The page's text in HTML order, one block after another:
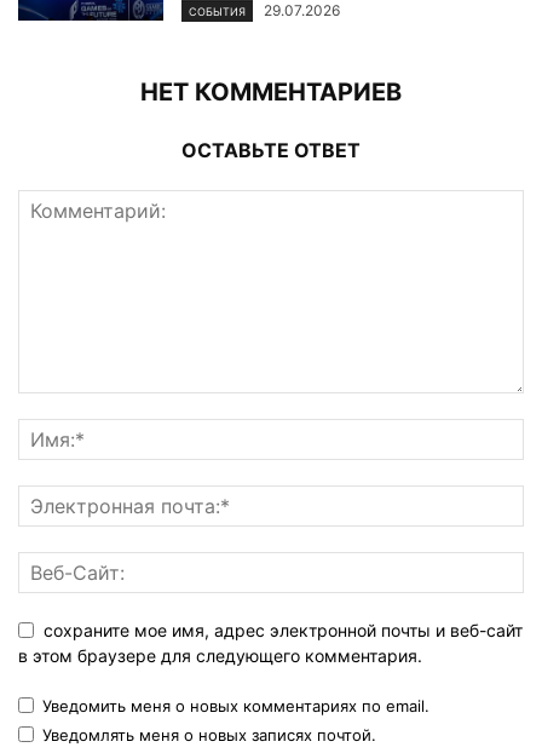
СОБЫТИЯ 29.07.2026
НЕТ КОММЕНТАРИЕВ
ОСТАВЬТЕ ОТВЕТ
сохраните мое имя, адрес электронной почты и веб-сайт
в этом браузере для следующего комментария.
Уведомить меня о новых комментариях по email.
Уведомлять меня о новых записях почтой.